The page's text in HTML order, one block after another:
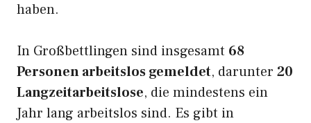
haben.
In Großbettlingen sind insgesamt 68
Personen arbeitslos gemeldet, darunter 20
Langzeitarbeitslose, die mindestens ein
Jahr lang arbeitslos sind. Es gibt in